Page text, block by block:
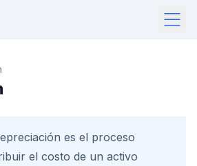
es el proceso
el costo de un activo